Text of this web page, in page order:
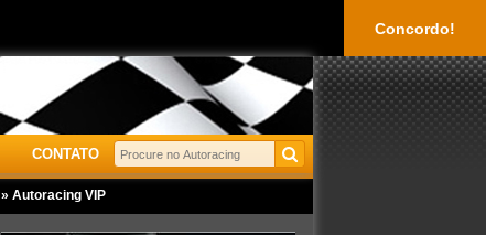
Concordo!
CONTATO
» Autoracing VIP